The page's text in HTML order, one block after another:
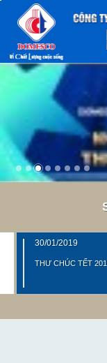
30/01/2019
THƯ CHÚC TẾT